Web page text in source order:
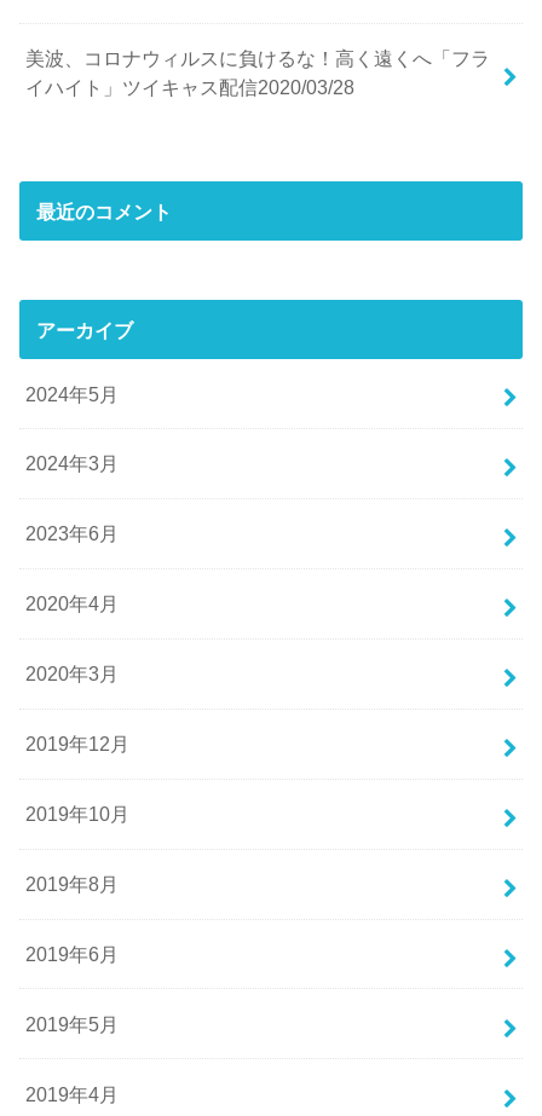
美波、コロナウィルスに負けるな！高く遠くへ「フラ
イハイト」ツイキャス配信2020/03/28
最近のコメント
アーカイブ
2024年5月
2024年3月
2023年6月
2020年4月
2020年3月
2019年12月
2019年10月
2019年8月
2019年6月
2019年5月
2019年4月